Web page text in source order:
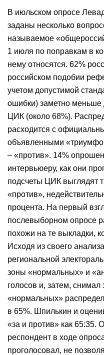
В июльском опросе
заданы несколько
называемое
1 июля по поправкам в
нему относятся. 62%
российском подобии
учетом допустимой
ошибки) заметно
ЦИК (около 68%).
расходится с
объявленными
– «против». 14%
интервьюеру, как они
подсчеты ЦИК выглядят
«против»,
процента. На первый
послевыборном опросе
похожи на те выкладки,
Исходя из своего
региональной
зоны «нормальных» и
голосов и, затем,
«нормальных»
в 65%. Шпилькин и
«за и против» как 65:35.
респондент в ходе
проголосовал, не